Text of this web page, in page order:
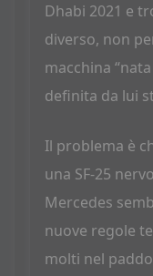
Dhabi 2021 e
diverso, non
macchina
definita da lui
Il problema è
una SF-25
Mercedes
nuove regole
molti nel